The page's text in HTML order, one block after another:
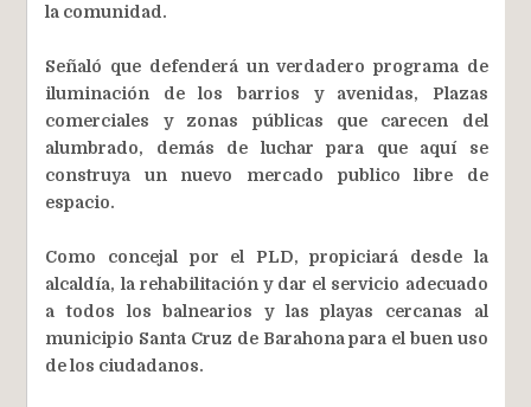
la comunidad.
Señaló que defenderá un verdadero programa de
iluminación de los barrios y avenidas, Plazas
comerciales y zonas públicas que carecen del
alumbrado, demás de luchar para que aquí se
construya un nuevo mercado publico libre de
espacio.
Como concejal por el PLD, propiciará desde la
alcaldía, la rehabilitación y dar el servicio adecuado
a todos los balnearios y las playas cercanas al
municipio Santa Cruz de Barahona para el buen uso
de los ciudadanos.